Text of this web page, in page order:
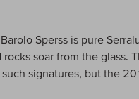
Sperss is pure
soar from the glass.
signatures, but the